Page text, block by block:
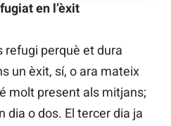
en l’èxit
refugi perquè et dura
un èxit, sí, o ara mateix
molt present als mitjans;
dia o dos. El tercer dia ja